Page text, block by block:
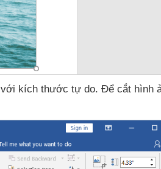
với kích thước tự do. Để cắt hình